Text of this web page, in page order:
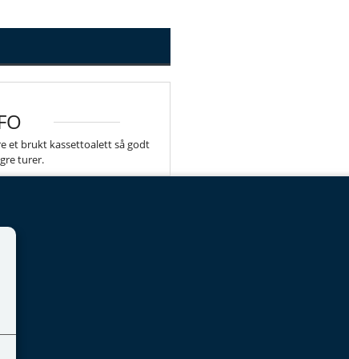
et brukt kassettoalett så godt
turer.